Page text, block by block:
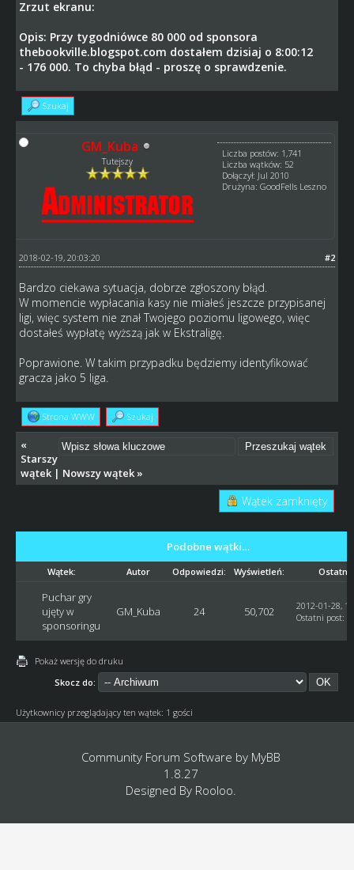
Zrzut ekranu:
Opis: Przy tygodniówce 80 000 od sponsora
thebookville.blogspot.com dostałem dzisiaj o 8:00:12
- 176 000. To chyba błąd - proszę o sprawdzenie.
Szukaj
GM_Kuba
Tutejszy
Liczba postów: 1,741
Liczba wątków: 52
Dołączył: Jul 2010
Drużyna: GoodFells Leszno
#2
2018-02-19, 20:03:20
Bardzo ciekawa sytuacja, dobrze zgłoszony błąd.
W momencie wypłacania kasy nie miałeś jeszcze przypisanej
ligi, więc system nie znał Twojego poziomu ligowego, więc
dostałeś wypłatę wyższą jak w Ekstraligę.
Poprawione. W takim przypadku będziemy identyfikować
gracza jako 5 liga.
Strona WWW Szukaj
«
Starszy
wątek| Nowszy wątek»
Wątek zamknięty
Podobne wątki…
Wątek: Autor Odpowiedzi: Wyświetleń: Ostatni
Puchar gry
ujęty w
sponsoringu
GM_Kuba 24 50,702
2012-01-28,
Ostatni post:
Pokaż wersję do druku
Skocz do:
Użytkownicy przeglądający ten wątek: 1 gości
Community Forum Software by MyBB
1.8.27
Designed By Rooloo